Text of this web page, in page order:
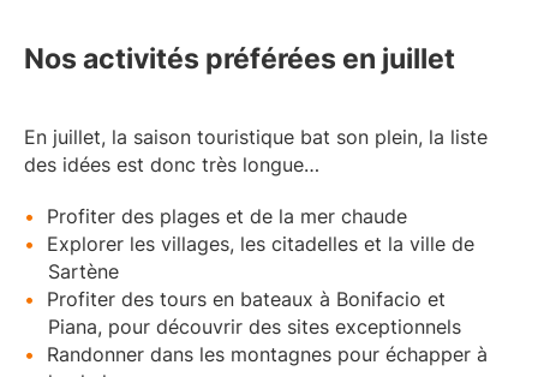
Nos activités préférées en juillet
En juillet, la saison touristique bat son plein, la liste
des idées est donc très longue…
Profiter des plages et de la mer chaude
Explorer les villages, les citadelles et la ville de
Sartène
Profiter des tours en bateaux à Bonifacio et
Piana, pour découvrir des sites exceptionnels
Randonner dans les montagnes pour échapper à